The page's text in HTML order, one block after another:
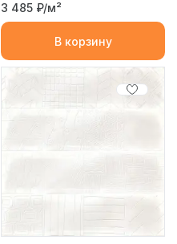
3 485 ₽/м²
В корзину